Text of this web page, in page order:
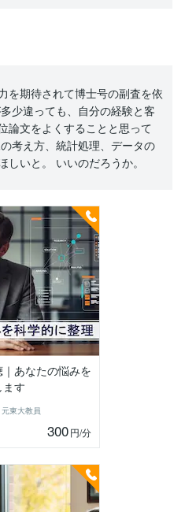
を期待されて博士号の副査を依
少違っても、自分の経験と客
論文をよくすることと思って
考え方、統計処理、データの
いと。 いいのだろうか。
あなたの悩みを
す
東大教員
300円/分